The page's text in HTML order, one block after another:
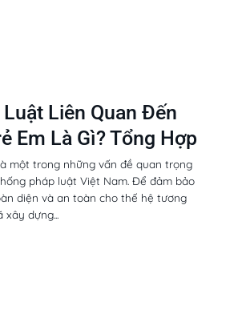
Liên Quan Đến
Em Là Gì? Tổng Hợp
một trong những vấn đề quan trọng
pháp luật Việt Nam. Để đảm bảo
diện và an toàn cho thế hệ tương
xây dựng...